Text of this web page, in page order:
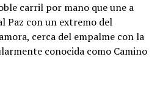
carril por mano que une a
Paz con un extremo del
cerca del empalme con la
conocida como Camino